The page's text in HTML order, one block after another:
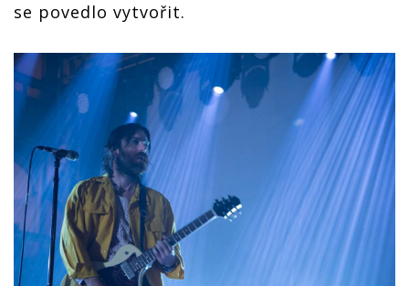
se povedlo vytvořit.